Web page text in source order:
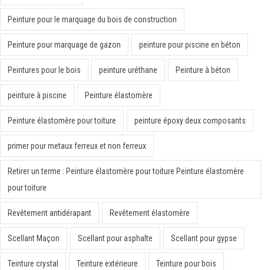
Peinture pour le marquage du bois de construction
Peinture pour marquage de gazon peinture pour piscine en béton
Peintures pour le bois peinture uréthane Peinture à béton
peinture à piscine Peinture élastomère
Peinture élastomère pour toiture peinture époxy deux composants
primer pour metaux ferreux et non ferreux
Retirer un terme : Peinture élastomère pour toiture Peinture élastomère
pour toiture
Revêtement antidérapant Revêtement élastomère
Scellant Maçon Scellant pour asphalte Scellant pour gypse
Teinture crystal Teinture extérieure Teinture pour bois